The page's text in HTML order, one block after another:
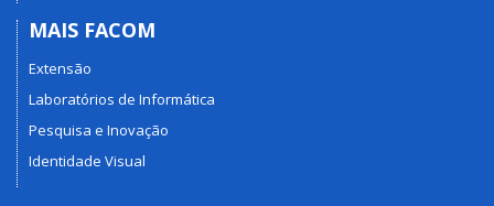
MAIS FACOM
Extensão
Laboratórios de Informática
Pesquisa e Inovação
Identidade Visual